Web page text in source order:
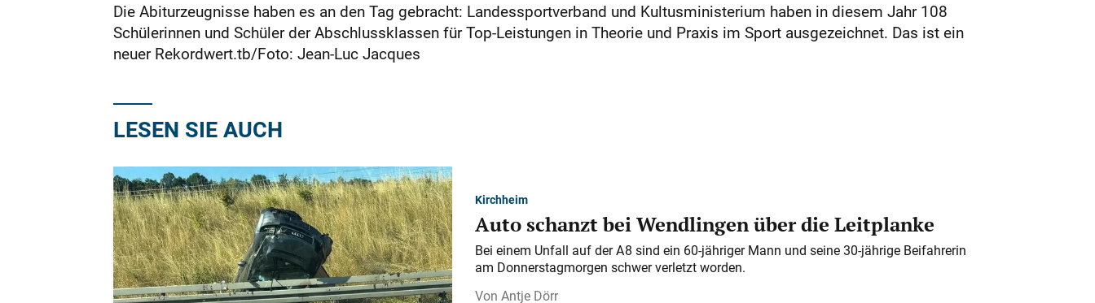
Die Abiturzeugnisse haben es an den Tag gebracht: Landessportverband und Kultusministerium haben in diesem Jahr 108
Schülerinnen und Schüler der Abschlussklassen für Top-Leistungen in Theorie und Praxis im Sport ausgezeichnet. Das ist ein
neuer Rekordwert.tb/Foto: Jean-Luc Jacques
LESEN SIE AUCH
Kirchheim
Auto schanzt bei Wendlingen über die Leitplanke
Bei einem Unfall auf der A 8 sind ein 60-jähriger Mann und seine 30-jährige Beifahrerin
am Donnerstagmorgen schwer verletzt worden.
Antje Dörr